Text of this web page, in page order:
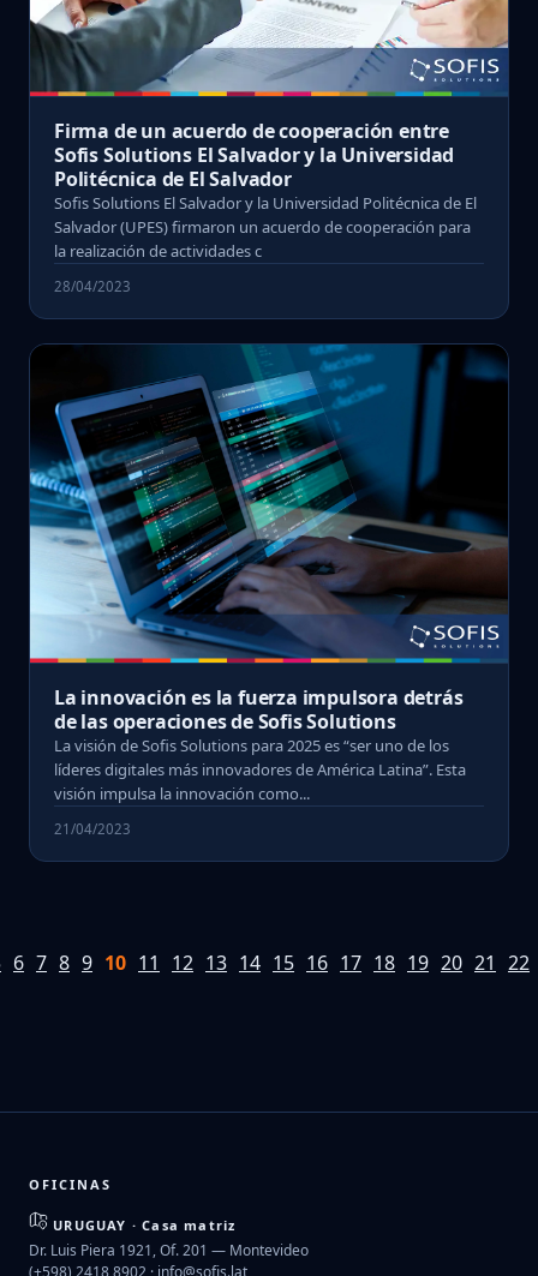
Firma de un acuerdo de cooperación entre
Sofis Solutions El Salvador y la Universidad
Politécnica de El Salvador
Sofis Solutions El Salvador y la Universidad Politécnica de El
Salvador (UPES) firmaron un acuerdo de cooperación para
la realización de actividades c
28/04/2023
La innovación es la fuerza impulsora detrás
de las operaciones de Sofis Solutions
La visión de Sofis Solutions para 2025 es “ser uno de los
líderes digitales más innovadores de América Latina”. Esta
visión impulsa la innovación como...
21/04/2023
6 7 8 9 10 11 12 13 14 15 16 17 18 19 20 21 22
OFICINAS
URUGUAY · Casa matriz
Dr. Luis Piera 1921, Of. 201 — Montevideo